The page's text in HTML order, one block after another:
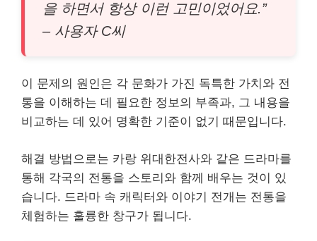
을 하면서 항상 이런 고민이었어요.”
– 사용자 C씨
이 문제의 원인은 각 문화가 가진 독특한 가치와 전
통을 이해하는 데 필요한 정보의 부족과, 그 내용을
비교하는 데 있어 명확한 기준이 없기 때문입니다.
해결 방법으로는 카랑 위대한전사와 같은 드라마를
통해 각국의 전통을 스토리와 함께 배우는 것이 있
습니다. 드라마 속 캐릭터와 이야기 전개는 전통을
체험하는 훌륭한 창구가 됩니다.